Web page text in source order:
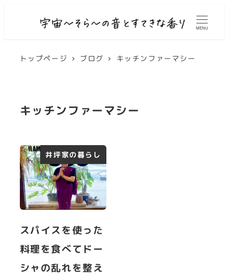
MENU
トップページ ブログ キッチンファーマシー
キッチンファーマシー
井坪家の暮らし
スパイスを使った
料理を食べてドー
シャの乱れを整え